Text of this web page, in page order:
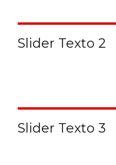
Slider Texto 2
Slider Texto 3